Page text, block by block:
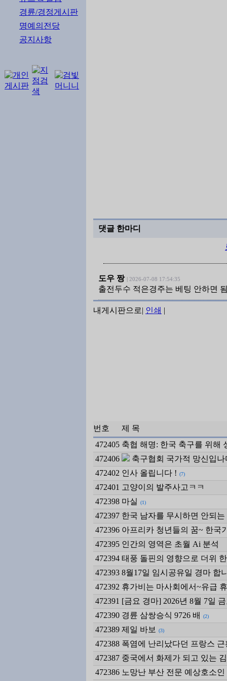
경륜/경정게시판
명예의전당
공지사항
댓글 한마디
도우 짱 | 2026-07-08 17:54:35
출전두수 적은경주는 베팅 안하면
내게시판으로| 인쇄 |
번호
제 목
472405 축협 해명: 한국 축구를 위해
472406
축구협회 국가적 망신입나
472402 인사 올립니다 ! (7)
472401 고양이의 발주사고ㅋㅋ
472398 마실 (1)
472397 한국 남자를 무시하면 안되는
472396 아프리카 청년들의 꿈~ 한국
472395 인간의 영역은 초월 Ai 분석
472394 태풍 돌핀의 영향으로 더위
472393 8월17일 임시공유일 경마 합
472392 휴가비는 마사회에서~유급
472391 [금요 경마] 2026년 8월 7일
472390 경륜 삼쌍승식 9726 배 (2)
472389 제일 바보 (3)
472388 폭염에 난리났다던 프랑스 근
472387 중국에서 화제가 되고 있는
472386 노망난 부산 전문 예상호소인